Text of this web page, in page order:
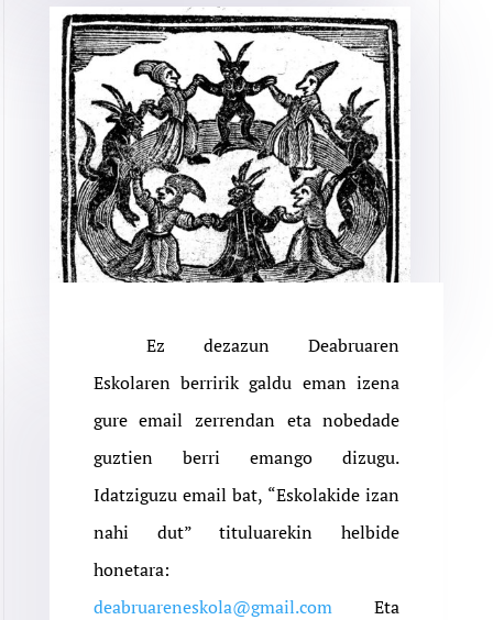
Ez dezazun Deabruaren
Eskolaren berririk galdu eman izena
gure email zerrendan eta nobedade
guztien berri emango dizugu.
Idatziguzu email bat, “Eskolakide izan
nahi dut” tituluarekin helbide
honetara:
deabruareneskola@gmail.comEta